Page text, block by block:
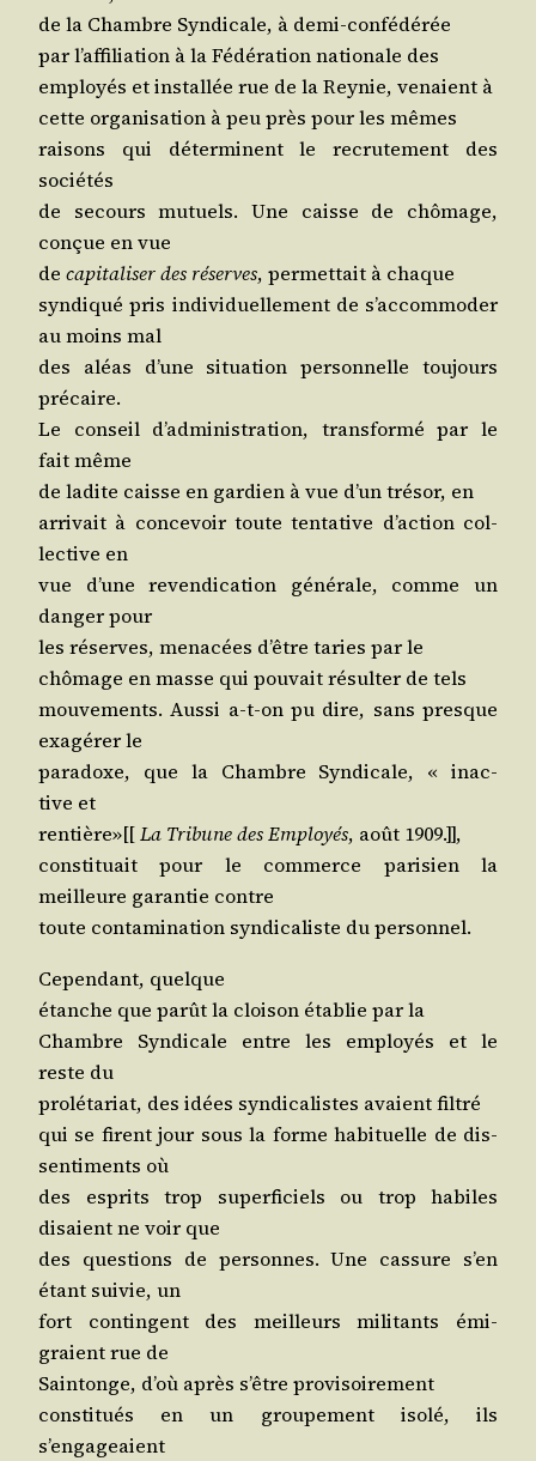
de la Chambre Syn­di­cale, à demi-confédérée
par l’af­fi­lia­tion à la Fédé­ra­tion natio­nale des
employés et ins­tal­lée rue de la Rey­nie, venaient à
cette orga­ni­sa­tion à peu près pour les mêmes
rai­sons qui déter­minent le recru­te­ment des
sociétés
de secours mutuels. Une caisse de chô­mage,
conçue en vue
de capi­ta­li­ser des réserves, per­met­tait à chaque
syn­di­qué pris indi­vi­duel­le­ment de s’ac­com­mo­der
au moins mal
des aléas d’une situa­tion per­son­nelle tou­jours
précaire.
Le conseil d’ad­mi­nis­tra­tion, trans­for­mé par le
fait même
de ladite caisse en gar­dien à vue d’un tré­sor, en
arri­vait à conce­voir toute ten­ta­tive d’ac­tion col­
lec­tive en
vue d’une reven­di­ca­tion géné­rale, comme un
dan­ger pour
les réserves, mena­cées d’être taries par le
chô­mage en masse qui pou­vait résul­ter de tels
mou­ve­ments. Aus­si a‑t-on pu dire, sans presque
exa­gé­rer le
para­doxe, que la Chambre Syn­di­cale, « inac­
tive et
ren­tière»[[La Tri­bune des Employés, août 1909.]],
consti­tuait pour le com­merce pari­sien la
meilleure garan­tie contre
toute conta­mi­na­tion syn­di­ca­liste du personnel.
Cepen­dant, quelque
étanche que parût la cloi­son éta­blie par la
Chambre Syn­di­cale entre les employés et le
reste du
pro­lé­ta­riat, des idées syn­di­ca­listes avaient filtré
qui se firent jour sous la forme habi­tuelle de dis­
sen­ti­ments où
des esprits trop super­fi­ciels ou trop habiles
disaient ne voir que
des ques­tions de per­sonnes. Une cas­sure s’en
étant sui­vie, un
fort contin­gent des meilleurs mili­tants émi­
graient rue de
Sain­tonge, d’où après s’être provisoirement
consti­tués en un grou­pe­ment iso­lé, ils
s’engageaient